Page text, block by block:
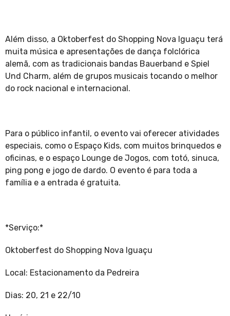
Além disso, a Oktoberfest do Shopping Nova Iguaçu terá
muita música e apresentações de dança folclórica
alemã, com as tradicionais bandas Bauerband e Spiel
Und Charm, além de grupos musicais tocando o melhor
do rock nacional e internacional.
Para o público infantil, o evento vai oferecer atividades
especiais, como o Espaço Kids, com muitos brinquedos e
oficinas, e o espaço Lounge de Jogos, com totó, sinuca,
ping pong e jogo de dardo. O evento é para toda a
família e a entrada é gratuita.
*Serviço:*
Oktoberfest do Shopping Nova Iguaçu
Local: Estacionamento da Pedreira
Dias: 20, 21 e 22/10